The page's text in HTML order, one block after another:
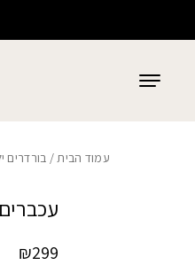
עמוד הבית/ בורדרים
₪299